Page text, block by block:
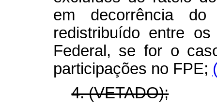
em decorrência
redistribuído entre
Federal, se for o
participações no FPE;
4. (VETADO);